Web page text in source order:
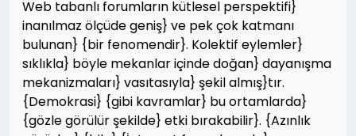
Web tabanlı forumların kütlesel perspektifi}
inanılmaz ölçüde geniş} ve pek çok katmanı
bulunan} {bir fenomendir}. Kolektif eylemler}
sıklıkla} böyle mekanlar içinde doğan} dayanışma
mekanizmaları} vasıtasıyla} şekil almış}tır.
{Demokrasi} {gibi kavramlar} bu ortamlarda}
{gözle görülür şekilde} etki bırakabilir}. {Azınlık